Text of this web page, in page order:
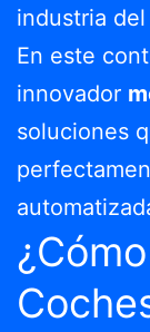
industria
En este
innovador
soluciones